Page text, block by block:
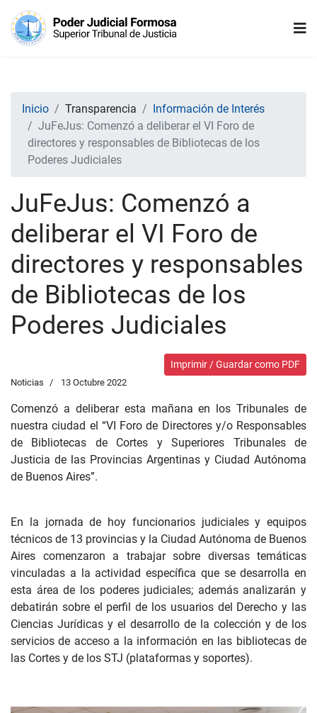
Inicio Transparencia
Información de Interés
JuFeJus: Comenzó a deliberar el VI Foro de
directores y responsables de Bibliotecas de los
Poderes Judiciales
JuFeJus: Comenzó a
deliberar el VI Foro de
directores y responsables
de Bibliotecas de los
Poderes Judiciales
Imprimir / Guardar como PDF
Noticias 13 Octubre 2022
Comenzó a deliberar esta mañana en los Tribunales de
nuestra ciudad el “VI Foro de Directores y/o Responsables
de Bibliotecas de Cortes y Superiores Tribunales de
Justicia de las Provincias Argentinas y Ciudad Autónoma
de Buenos Aires”.
En la jornada de hoy funcionarios judiciales y equipos
técnicos de 13 provincias y la Ciudad Autónoma de Buenos
Aires comenzaron a trabajar sobre diversas temáticas
vinculadas a la actividad específica que se desarrolla en
esta área de los poderes judiciales; además analizarán y
debatirán sobre el perfil de los usuarios del Derecho y las
Ciencias Jurídicas y el desarrollo de la colección y de los
servicios de acceso a la información en las bibliotecas de
las Cortes y de los STJ (plataformas y soportes).